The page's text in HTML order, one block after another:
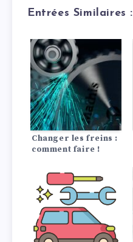
Entrées Similaires :
Changer les freins :
comment faire !